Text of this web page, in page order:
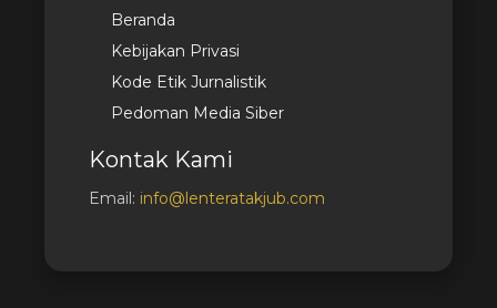
Beranda
Kebijakan Privasi
Kode Etik Jurnalistik
Pedoman Media Siber
Kontak Kami
Email: info@lenteratakjub.com